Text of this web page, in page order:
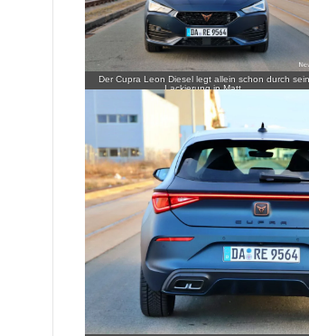
Der Cupra Leon Diesel legt allein schon durch
Lackierung in Matt…